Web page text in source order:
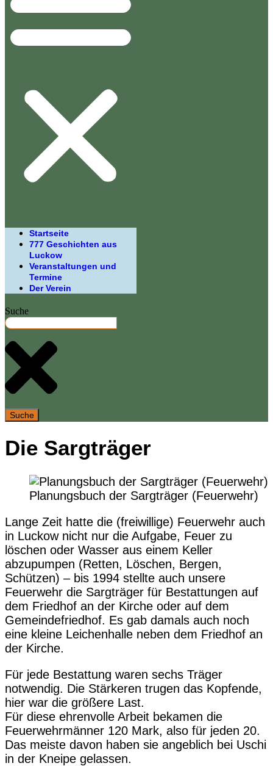
Startseite
777 Geschichten aus
Luckow
Veranstaltungen und
Termine
Der Verein
Suche
Suche
Die Sargträger
Planungsbuch der Sargträger (Feuerwehr)
Lange Zeit hatte die (freiwillige) Feuerwehr auch
in Luckow nicht nur die Aufgabe, Feuer zu
löschen oder Wasser aus einem Keller
abzupumpen (Retten, Löschen, Bergen,
Schützen) – bis 1994 stellte auch unsere
Feuerwehr die Sargträger für Bestattungen auf
dem Friedhof an der Kirche oder auf dem
Gemeindefriedhof. Es gab damals auch noch
eine kleine Leichenhalle neben dem Friedhof an
der Kirche.
Für jede Bestattung waren sechs Träger
notwendig. Die Stärkeren trugen das Kopfende,
hier war die größere Last.
Für diese ehrenvolle Arbeit bekamen die
Feuerwehrmänner 120 Mark, also für jeden 20.
Das meiste davon haben sie angeblich bei Uschi
in der Kneipe gelassen.